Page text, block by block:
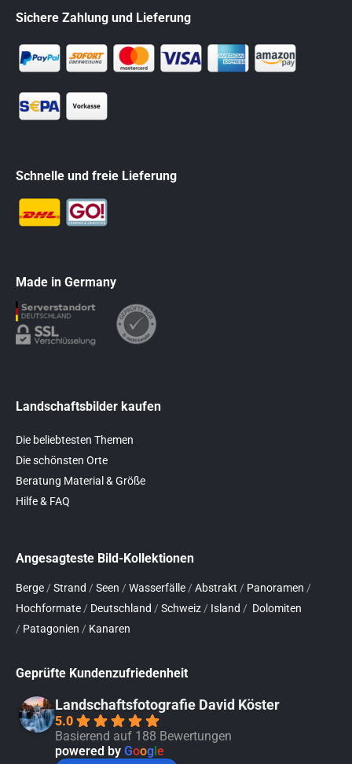
Sichere Zahlung und Lieferung
Schnelle und freie Lieferung
Made in Germany
Landschaftsbilder kaufen
Die beliebtesten Themen
Die schönsten Orte
Beratung Material & Größe
Hilfe & FAQ
Angesagteste Bild-Kollektionen
Berge / Strand / Seen / Wasserfälle / Abstrakt / Panoramen /
Hochformate / Deutschland / Schweiz / Island / Dolomiten
/ Patagonien / Kanaren
Geprüfte Kundenzufriedenheit
Landschaftsfotografie David Köster
5.0
Basierend auf 188 Bewertungen
powered by Google